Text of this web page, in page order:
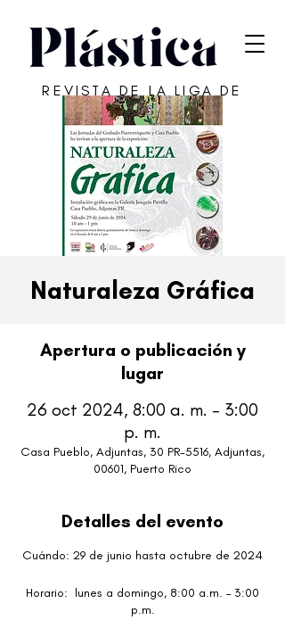
REVISTA DE LA LIGA DE
ARTE DE SAN JUAN
Naturaleza Gráfica
Apertura o publicación y
lugar
26 oct 2024, 8:00 a. m. – 3:00
p. m.
Casa Pueblo, Adjuntas, 30 PR-5516, Adjuntas,
00601, Puerto Rico
Detalles del evento
Cuándo: 29 de junio hasta octubre de 2024
Horario: lunes a domingo, 8:00 a.m. – 3:00
p.m.